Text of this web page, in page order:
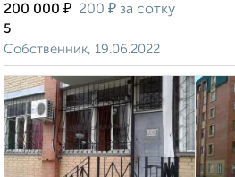
200 000 ₽ 200 ₽ за сотку
5
Собственник, 19.06.2022